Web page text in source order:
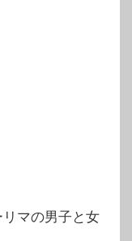
マの男子と女